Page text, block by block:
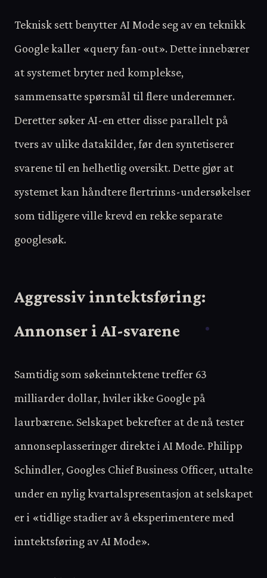
Teknisk sett benytter AI Mode seg av en teknikk
Google kaller «query fan-out». Dette innebærer
at systemet bryter ned komplekse,
sammensatte spørsmål til flere underemner.
Deretter søker AI-en etter disse parallelt på
tvers av ulike datakilder, før den syntetiserer
svarene til en helhetlig oversikt. Dette gjør at
systemet kan håndtere flertrinns-undersøkelser
som tidligere ville krevd en rekke separate
googlesøk.
Aggressiv inntektsføring:
Annonser i AI-svarene
Samtidig som søkeinntektene treffer 63
milliarder dollar, hviler ikke Google på
laurbærene. Selskapet bekrefter at de nå tester
annonseplasseringer direkte i AI Mode. Philipp
Schindler, Googles Chief Business Officer, uttalte
under en nylig kvartalspresentasjon at selskapet
er i «tidlige stadier av å eksperimentere med
inntektsføring av AI Mode».